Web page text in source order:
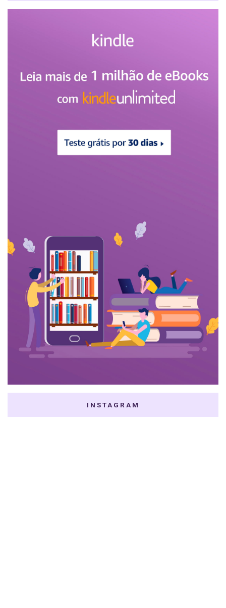
INSTAGRAM